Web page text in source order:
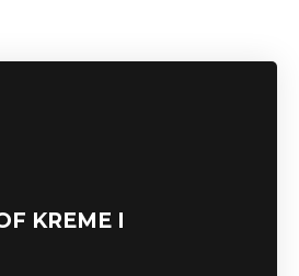
KREME I